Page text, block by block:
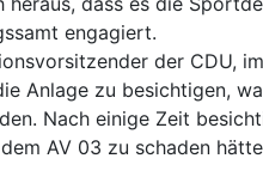
engagiert.
der CDU,
Anlage zu besichtigen,
Nach einige Zeit
AV 03 zu schaden